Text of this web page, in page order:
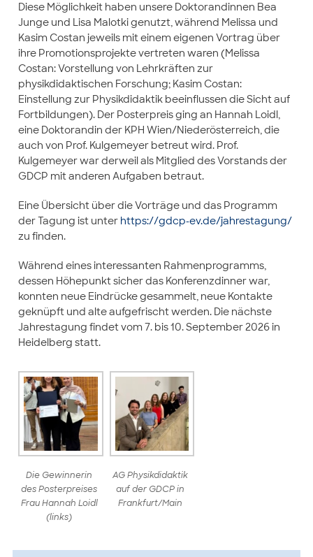
Diese Möglichkeit haben unsere Doktorandinnen Bea
Junge und Lisa Malotki genutzt, während Melissa und
Kasim Costan jeweils mit einem eigenen Vortrag über
ihre Promotionsprojekte vertreten waren (Melissa
Costan: Vorstellung von Lehrkräften zur
physikdidaktischen Forschung; Kasim Costan:
Einstellung zur Physikdidaktik beeinflussen die Sicht auf
Fortbildungen). Der Posterpreis ging an Hannah Loidl,
eine Doktorandin der KPH Wien/Niederösterreich, die
auch von Prof. Kulgemeyer betreut wird. Prof.
Kulgemeyer war derweil als Mitglied des Vorstands der
GDCP mit anderen Aufgaben betraut.
Eine Übersicht über die Vorträge und das Programm
der Tagung ist unter https://gdcp-ev.de/jahrestagung/
zu finden.
Während eines interessanten Rahmenprogramms,
dessen Höhepunkt sicher das Konferenzdinner war,
konnten neue Eindrücke gesammelt, neue Kontakte
geknüpft und alte aufgefrischt werden. Die nächste
Jahrestagung findet vom 7. bis 10. September 2026 in
Heidelberg statt.
Die Gewinnerin
des Posterpreises
Frau Hannah Loidl
(links)
AG Physikdidaktik
auf der GDCP in
Frankfurt/Main